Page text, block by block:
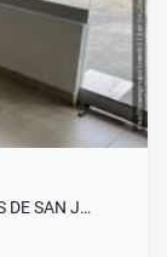
DE SAN J…